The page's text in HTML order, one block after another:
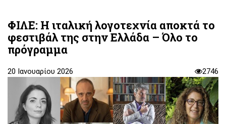
ΦΙΛΕ: Η ιταλική λογοτεχνία αποκτά το
φεστιβάλ της στην Ελλάδα – Όλο το
πρόγραμμα
20 Ιανουαρίου 2026 2746